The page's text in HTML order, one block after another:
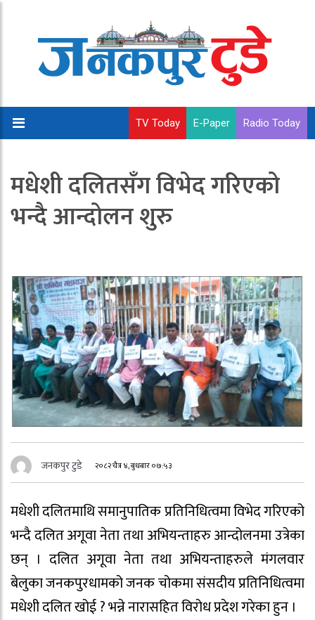
TV Today E-Paper Radio Today
मधेशी दलितसँग विभेद गरिएको
भन्दै आन्दोलन शुरु
जनकपुर टुडे २०८२ चैत्र ४, बुधबार ०७:५३
मधेशी दलितमाथि समानुपातिक प्रतिनिधित्वमा विभेद गरिएको
भन्दै दलित अगूवा नेता तथा अभियन्ताहरु आन्दोलनमा उत्रेका
छन् । दलित अगूवा नेता तथा अभियन्ताहरुले मंगलवार
बेलुका जनकपुरधामको जनक चोकमा संसदीय प्रतिनिधित्वमा
मधेशी दलित खोई ? भन्ने नारासहित विरोध प्रदेश गरेका हुन ।